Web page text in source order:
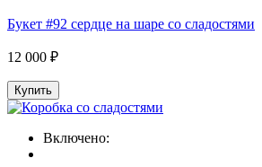
Букет #92 сердце на шаре со сладостями
12 000 ₽
Купить
Включено: